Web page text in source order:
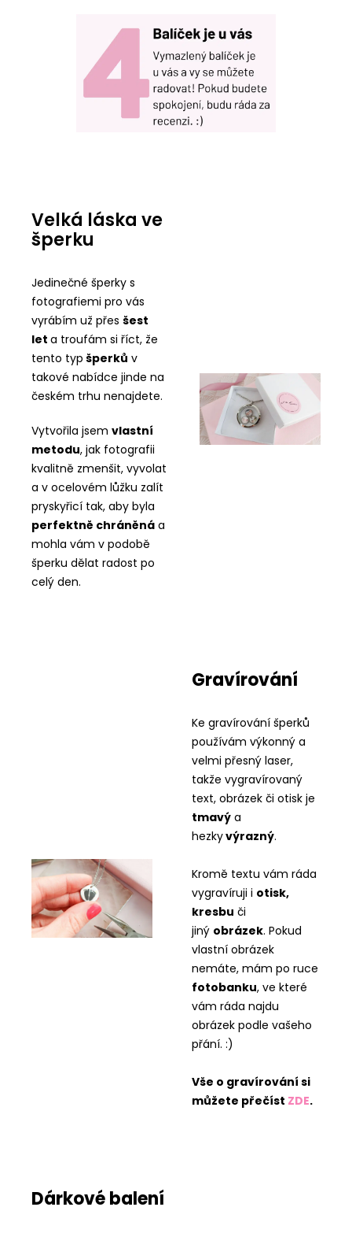
Velká láska ve
šperku
Jedinečné šperky s
fotografiemi pro vás
vyrábím už přes šest
let a troufám si říct, že
tento typ šperků v
takové nabídce jinde na
českém trhu nenajdete.
Vytvořila jsem vlastní
metodu, jak fotografii
kvalitně zmenšit, vyvolat
a v ocelovém lůžku zalít
pryskyřicí tak, aby byla
perfektně chráněná a
mohla vám v podobě
šperku dělat radost po
celý den.
Gravírování
Ke gravírování šperků
používám výkonný a
velmi přesný laser,
takže vygravírovaný
text, obrázek či otisk je
tmavý a
hezkyvýrazný.
Kromě textu vám ráda
vygravíruji i otisk,
kresbu či
jiný obrázek. Pokud
vlastní obrázek
nemáte, mám po ruce
fotobanku, ve které
vám ráda najdu
obrázek podle vašeho
přání. :)
Vše o gravírování si
můžete přečíst ZDE.
Dárkové balení